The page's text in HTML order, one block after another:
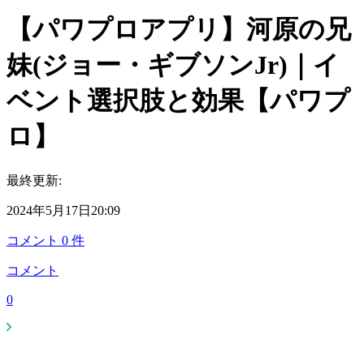
【パワプロアプリ】河原の兄
妹(ジョー・ギブソンJr)｜イ
ベント選択肢と効果【パワプ
ロ】
最終更新:
2024年5月17日20:09
コメント 0 件
コメント
0